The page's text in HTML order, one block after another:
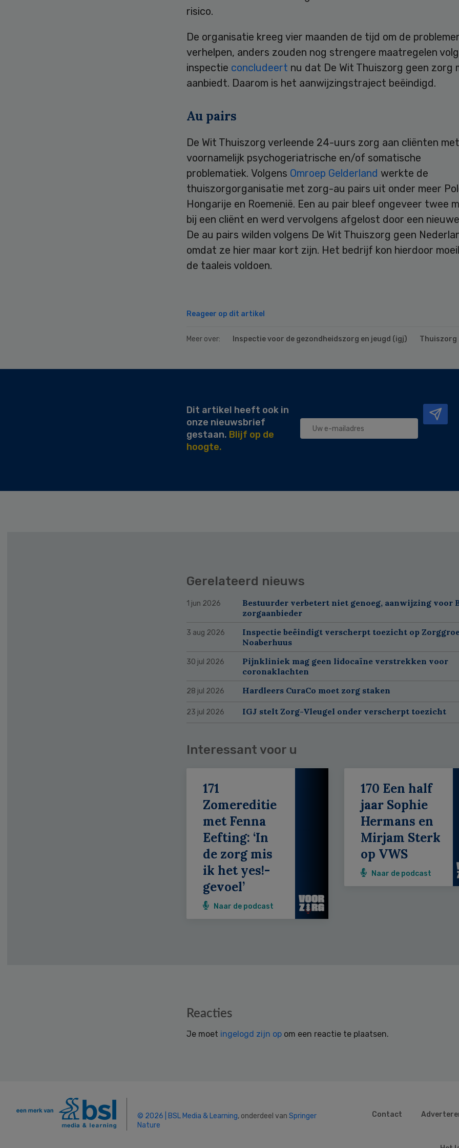
risico.
De organisatie kreeg vier maanden de tijd om de
verhelpen, anders zouden nog strengere maatregelen
inspectie concludeert nu dat De Wit Thuiszorg geen zorg
aanbiedt. Daarom is het aanwijzingstraject beëindigd.
Au pairs
De Wit Thuiszorg verleende 24-uurs zorg aan cliënten met
voornamelijk psychogeriatrische en/of somatische
problematiek. Volgens Omroep Gelderland werkte de
thuiszorgorganisatie met zorg-au pairs uit onder meer
Hongarije en Roemenië. Een au pair bleef ongeveer twee
bij een cliënt en werd vervolgens afgelost door een
De au pairs wilden volgens De Wit Thuiszorg geen
omdat ze hier maar kort zijn. Het bedrijf kon hierdoor
de taaleis voldoen.
Reageer op dit artikel
Meer over: Inspectie voor de gezondheidszorg en jeugd (igj) Thuiszorg
Dit artikel heeft ook in
onze nieuwsbrief
gestaan. Blijf op de
hoogte.
Gerelateerd nieuws
1 jun 2026
Bestuurder verbetert niet genoeg, aanwijzing voor
zorgaanbieder
3 aug 2026
Inspectie beëindigt verscherpt toezicht op
Noaberhuus
30 jul 2026
Pijnkliniek mag geen lidocaïne verstrekken voor
coronaklachten
28 jul 2026 Hardleers CuraCo moet zorg staken
23 jul 2026 IGJ stelt Zorg-Vleugel onder verscherpt toezicht
Interessant voor u
171
Zomereditie
met Fenna
Eefting: ‘In
de zorg mis
ik het yes!-
gevoel’
Naar de podcast
170 Een half
jaar Sophie
Hermans en
Mirjam Sterk
op VWS
Naar de podcast
Reacties
Je moet ingelogd zijn op om een reactie te plaatsen.
© 2026 | BSL Media & Learning, onderdeel van Springer
Nature
Contact